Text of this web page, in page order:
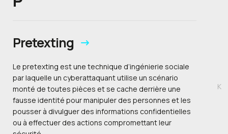
Pretexting
Le pretexting est une technique d’ingénierie sociale
par laquelle un cyberattaquant utilise un scénario
monté de toutes pièces et se cache derrière une
fausse identité pour manipuler des personnes et les
pousser à divulguer des informations confidentielles
ou à effectuer des actions compromettant leur
K